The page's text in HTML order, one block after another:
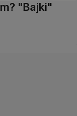
"Bajki"